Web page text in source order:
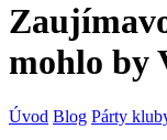
mohlo by
Úvod Blog Párty